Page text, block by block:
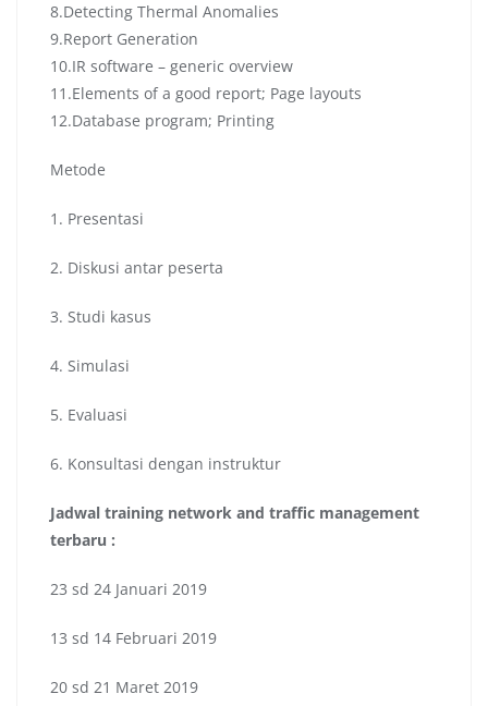
8.Detecting Thermal Anomalies
9.Report Generation
10.IR software – generic overview
11.Elements of a good report; Page layouts
12.Database program; Printing
Metode
1. Presentasi
2. Diskusi antar peserta
3. Studi kasus
4. Simulasi
5. Evaluasi
6. Konsultasi dengan instruktur
Jadwal training network and traffic management
terbaru :
23 sd 24 Januari 2019
13 sd 14 Februari 2019
20 sd 21 Maret 2019